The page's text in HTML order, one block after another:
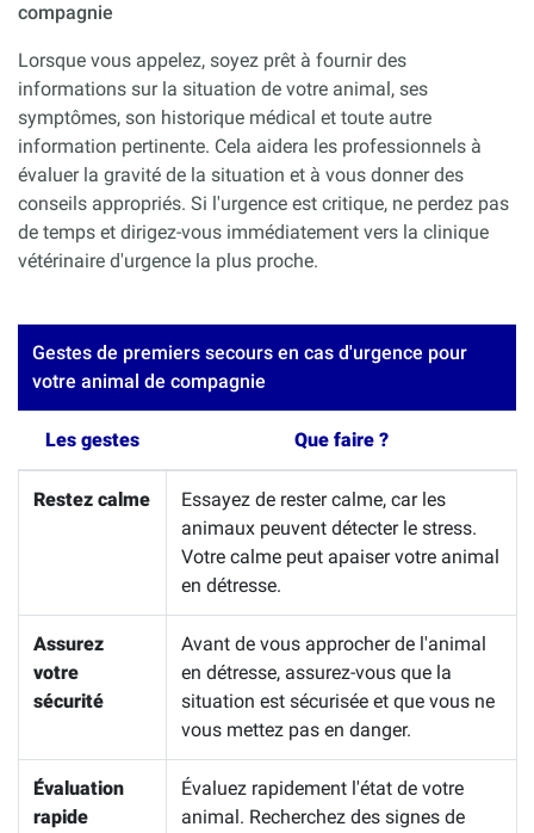
compagnie
Lorsque vous appelez, soyez prêt à fournir des
informations sur la situation de votre animal, ses
symptômes, son historique médical et toute autre
information pertinente. Cela aidera les professionnels à
évaluer la gravité de la situation et à vous donner des
conseils appropriés. Si l'urgence est critique, ne perdez pas
de temps et dirigez-vous immédiatement vers la clinique
vétérinaire d'urgence la plus proche.
Gestes de premiers secours en cas d'urgence pour
votre animal de compagnie
Les gestes Que faire ?
Restez calme
Essayez de rester calme, car les
animaux peuvent détecter le stress.
Votre calme peut apaiser votre animal
en détresse.
Assurez
votre
sécurité
Avant de vous approcher de l'animal
en détresse, assurez-vous que la
situation est sécurisée et que vous ne
vous mettez pas en danger.
Évaluation
rapide
Évaluez rapidement l'état de votre
animal. Recherchez des signes de